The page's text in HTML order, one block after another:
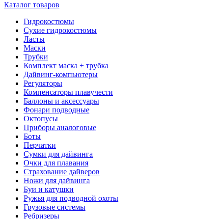
Каталог товаров
Гидрокостюмы
Сухие гидрокостюмы
Ласты
Маски
Трубки
Комплект маска + трубка
Дайвинг-компьютеры
Регуляторы
Компенсаторы плавучести
Баллоны и аксессуары
Фонари подводные
Октопусы
Приборы аналоговые
Боты
Перчатки
Сумки для дайвинга
Очки для плавания
Страхование дайверов
Ножи для дайвинга
Буи и катушки
Ружья для подводной охоты
Грузовые системы
Ребризеры